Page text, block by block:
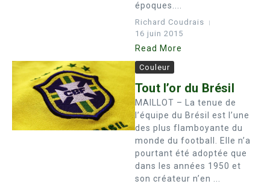
époques....
Richard Coudrais
16 juin 2015
Read More
Couleur
Tout l’or du Brésil
MAILLOT – La tenue de
l’équipe du Brésil est l’une
des plus flamboyante du
monde du football. Elle n’a
pourtant été adoptée que
dans les années 1950 et
son créateur n’en ...